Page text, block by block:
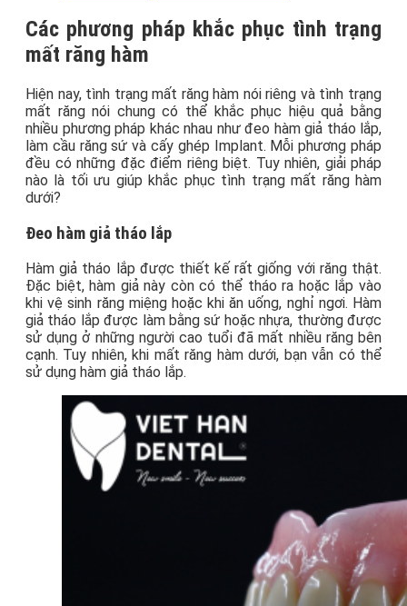
Các phương pháp khắc phục tình trạng
mất răng hàm
Hiện nay, tình trạng mất răng hàm nói riêng và tình trạng
mất răng nói chung có thể khắc phục hiệu quả bằng
nhiều phương pháp khác nhau như đeo hàm giả tháo lắp,
làm cầu răng sứ và cấy ghép Implant. Mỗi phương pháp
đều có những đặc điểm riêng biệt. Tuy nhiên, giải pháp
nào là tối ưu giúp khắc phục tình trạng mất răng hàm
dưới?
Đeo hàm giả tháo lắp
Hàm giả tháo lắp được thiết kế rất giống với răng thật.
Đặc biệt, hàm giả này còn có thể tháo ra hoặc lắp vào
khi vệ sinh răng miệng hoặc khi ăn uống, nghỉ ngơi. Hàm
giả tháo lắp được làm bằng sứ hoặc nhựa, thường được
sử dụng ở những người cao tuổi đã mất nhiều răng bên
cạnh. Tuy nhiên, khi mất răng hàm dưới, bạn vẫn có thể
sử dụng hàm giả tháo lắp.